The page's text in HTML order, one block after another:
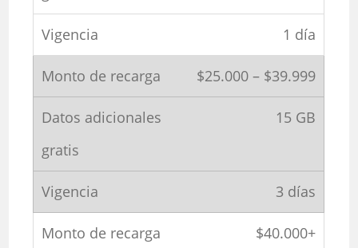
1 día
$25.000 – $39.999
15 GB
3 días
$40.000+